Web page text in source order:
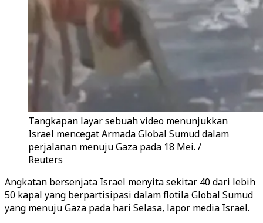
Tangkapan layar sebuah video menunjukkan
Israel mencegat Armada Global Sumud dalam
perjalanan menuju Gaza pada 18 Mei. /
Reuters
Angkatan bersenjata Israel menyita sekitar 40 dari lebih
50 kapal yang berpartisipasi dalam flotila Global Sumud
yang menuju Gaza pada hari Selasa, lapor media Israel.